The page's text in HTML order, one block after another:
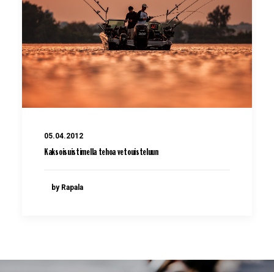
05.04.2012
Kaksoisuistimella tehoa vetouisteluun
by Rapala